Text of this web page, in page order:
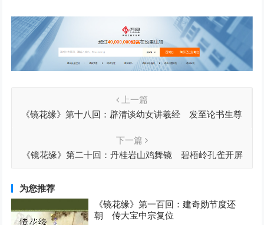
上一篇
《镜花缘》第十八回：辟清谈幼女讲羲经 发至论书生尊
下一篇
《镜花缘》第二十回：丹桂岩山鸡舞镜 碧梧岭孔雀开屏
为您推荐
《镜花缘》第一百回：建奇勋节度还
朝 传大宝中宗复位